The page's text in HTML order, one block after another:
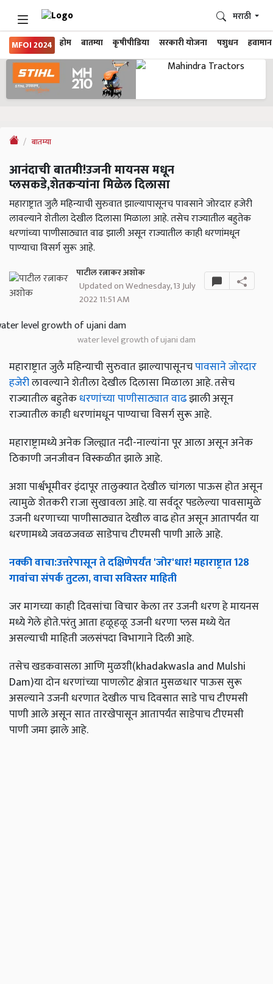
MFOI 2024 होम बातम्या कृषीपीडिया सरकारी योजना पशुधन हवामान
मराठी
बातम्या
आनंदाची बातमी!उजनी मायनस मधून
प्लसकडे,शेतकऱ्यांना मिळेल दिलासा
महाराष्ट्रात जुलै महिन्याची सुरुवात झाल्यापासूनच पावसाने जोरदार हजेरी
लावल्याने शेतीला देखील दिलासा मिळाला आहे. तसेच राज्यातील बहुतेक
धरणांच्या पाणीसाठ्यात वाढ झाली असून राज्यातील काही धरणांमधून
पाण्याचा विसर्ग सुरू आहे.
पाटील रत्नाकर अशोक
Updated on Wednesday, 13 July
2022 11:51 AM
water level growth of ujani dam
महाराष्ट्रात जुलै महिन्याची सुरुवात झाल्यापासूनचपावसाने जोरदार
हजेरीलावल्याने शेतीला देखील दिलासा मिळाला आहे. तसेच
राज्यातील बहुतेकधरणांच्या पाणीसाठ्यात वाढझाली असून
राज्यातील काही धरणांमधून पाण्याचा विसर्ग सुरू आहे.
महाराष्ट्रामध्ये अनेक जिल्ह्यात नदी-नाल्यांना पूर आला असून अनेक
ठिकाणी जनजीवन विस्कळीत झाले आहे.
अशा पार्श्वभूमीवर इंदापूर तालुक्यात देखील चांगला पाऊस होत असून
त्यामुळे शेतकरी राजा सुखावला आहे. या सर्वदूर पडलेल्या पावसामुळे
उजनी धरणाच्या पाणीसाठ्यात देखील वाढ होत असून आतापर्यंत या
धरणामध्ये जवळजवळ साडेपाच टीएमसी पाणी आले आहे.
नक्कीवाचा:उत्तरेपासूनतेदक्षिणेपर्यंत'जोर'धार!महाराष्ट्रात128
गावांचासंपर्कतुटला,वाचासविस्तरमाहिती
जर मागच्या काही दिवसांचा विचार केला तर उजनी धरण हे मायनस
मध्ये गेले होते.परंतु आता हळूहळू उजनी धरणा प्लस मध्ये येत
असल्याची माहिती जलसंपदा विभागाने दिली आहे.
तसेच खडकवासला आणि मुळशी(khadakwasla and Mulshi
Dam)या दोन धरणांच्या पाणलोट क्षेत्रात मुसळधार पाऊस सुरू
असल्याने उजनी धरणात देखील पाच दिवसात साडे पाच टीएमसी
पाणी आले असून सात तारखेपासून आतापर्यंत साडेपाच टीएमसी
पाणी जमा झाले आहे.